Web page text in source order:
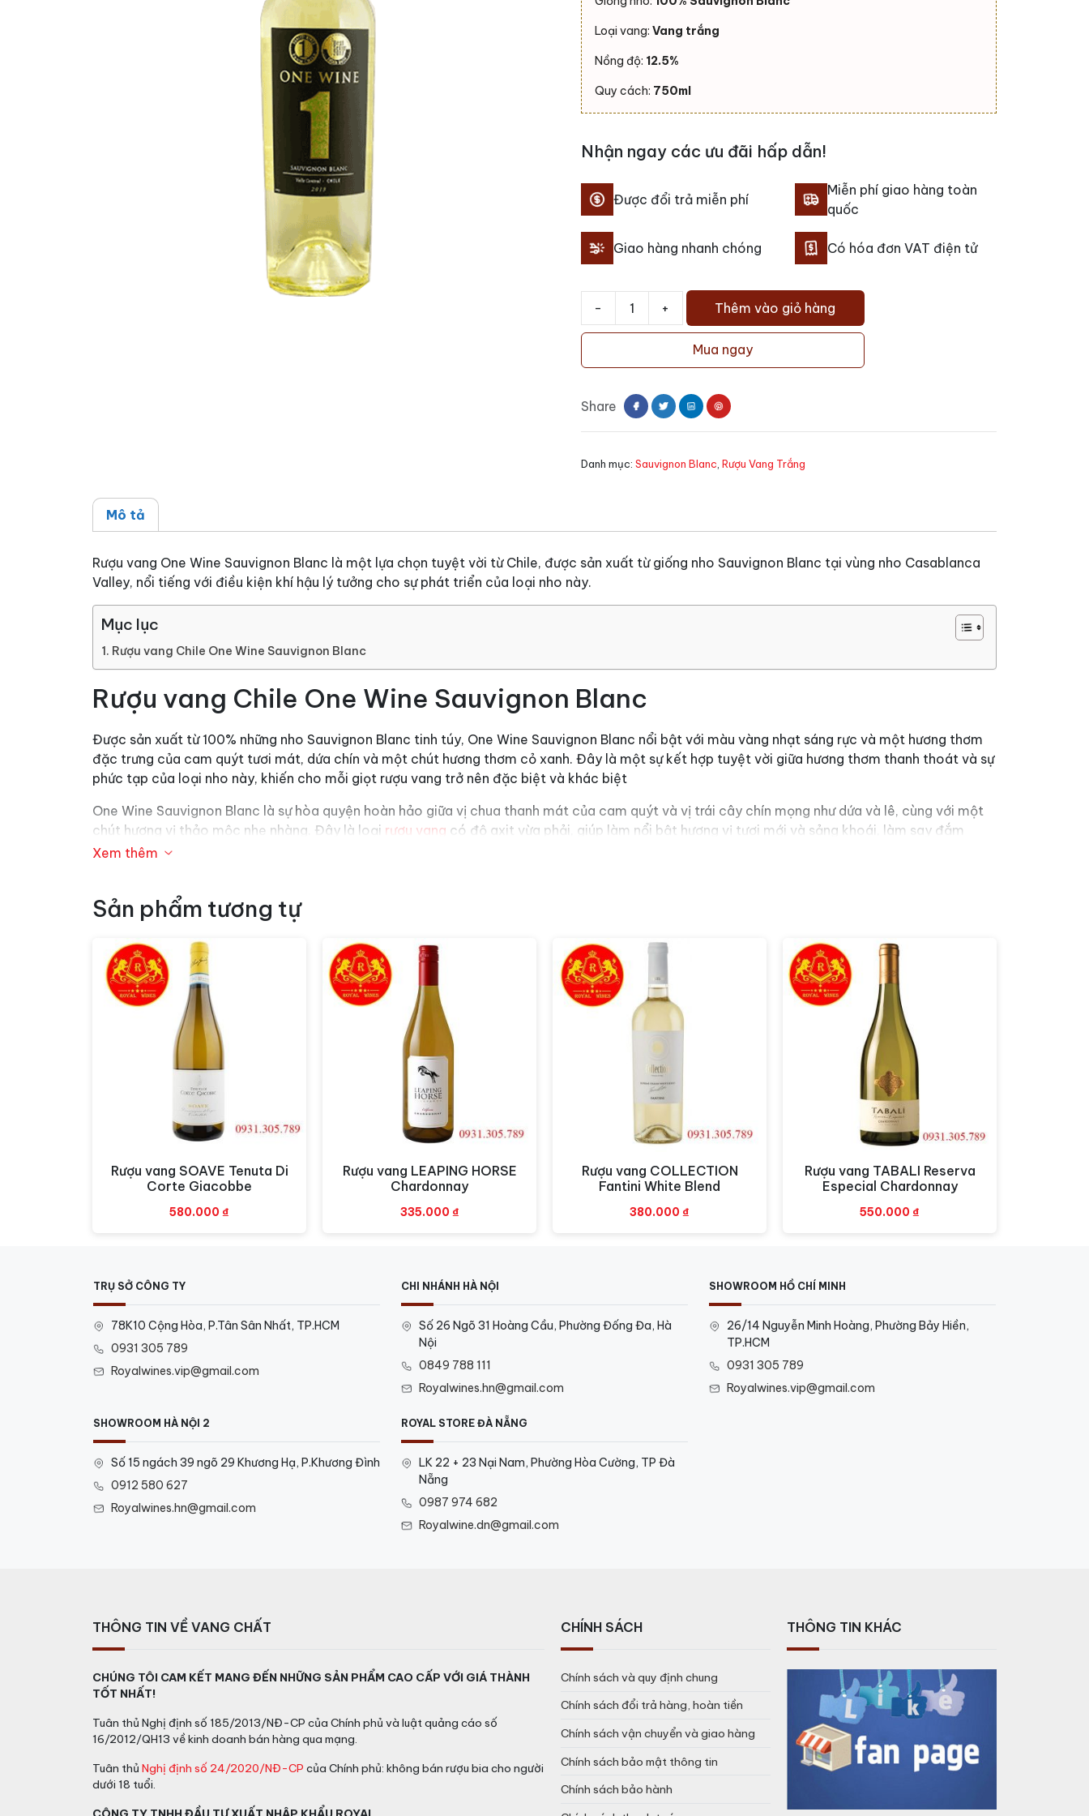
Loại vang: Vang trắng
Nồng độ: 12.5%
Quy cách: 750ml
Nhận ngay các ưu đãi hấp dẫn!
Được đổi trả miễn phí
Miễn phí giao hàng toàn
quốc
Giao hàng nhanh chóng Có hóa đơn VAT điện tử
-
vang
Sauvignon
Blanc
số
+ Thêm vào giỏ hàng
Mua ngay
Share
Danh mục: Sauvignon Blanc Rượu Vang Trắng
Mô tả
Rượu vang One Wine Sauvignon Blanc là một lựa chọn tuyệt vời từ Chile, được sản xuất từ giống nho Sauvignon Blanc tại vùng nho Casablanca
Valley, nổi tiếng với điều kiện khí hậu lý tưởng cho sự phát triển của loại nho này.
Mục lục
Rượu vang Chile One Wine Sauvignon Blanc
Rượu vang Chile One Wine Sauvignon Blanc
Được sản xuất từ 100% những nho Sauvignon Blanc tinh túy, One Wine Sauvignon Blanc nổi bật với màu vàng nhạt sáng rực và một hương thơm
đặc trưng của cam quýt tươi mát, dứa chín và một chút hương thơm cỏ xanh. Đây là một sự kết hợp tuyệt vời giữa hương thơm thanh thoát và sự
phức tạp của loại nho này, khiến cho mỗi giọt rượu vang trở nên đặc biệt và khác biệt
One Wine Sauvignon Blanc là sự hòa quyện hoàn hảo giữa vị chua thanh mát của cam quýt và vị trái cây chín mọng như dứa và lê, cùng với một
chút hương vị thảo mộc nhẹ nhàng. Đây là loại rượu vang có độ axit vừa phải, giúp làm nổi bật hương vị tươi mới và sảng khoái, làm say đắm
những ai thưởng thức
Khuyến khích sử dụng rượu ở nhiệt độ 12-16 độ C.
Xem thêm
Sản phẩm tương tự
Xem nhanh
Rượu vang SOAVE Tenuta Di
Corte Giacobbe
580.000 ₫
Xem nhanh
Rượu vang LEAPING HORSE
Chardonnay
335.000 ₫
Xem nhanh
Rượu vang COLLECTION
Fantini White Blend
380.000 ₫
Xem nhanh
Rượu vang TABALI Reserva
Especial Chardonnay
550.000 ₫
TRỤ SỞ CÔNG TY
78K10 Cộng Hòa, P.Tân Sân Nhất, TP.HCM
0931 305 789
Royalwines.vip@gmail.com
CHI NHÁNH HÀ NỘI
Số 26 Ngõ 31 Hoàng Cầu, Phường Đống Đa, Hà
Nội
0849 788 111
Royalwines.hn@gmail.com
SHOWROOM HỒ CHÍ MINH
26/14 Nguyễn Minh Hoàng, Phường Bảy Hiền,
TP.HCM
0931 305 789
Royalwines.vip@gmail.com
SHOWROOM HÀ NỘI 2
Số 15 ngách 39 ngõ 29 Khương Hạ, P.Khương Đình
0912 580 627
Royalwines.hn@gmail.com
ROYAL STORE ĐÀ NẴNG
LK 22 + 23 Nại Nam, Phường Hòa Cường, TP Đà
Nẵng
0987 974 682
Royalwine.dn@gmail.com
THÔNG TIN VỀ VANG CHẤT
CHÚNG TÔI CAM KẾT MANG ĐẾN NHỮNG SẢN PHẨM CAO CẤP VỚI GIÁ THÀNH
TỐT NHẤT!
Tuân thủ Nghị định số 185/2013/NĐ-CP của Chính phủ và luật quảng cáo số
16/2012/QH13 về kinh doanh bán hàng qua mạng.
Tuân thủ Nghị định số 24/2020/NĐ-CP của Chính phủ: không bán rượu bia cho người
dưới 18 tuổi.
CHÍNH SÁCH
Chính sách và quy định chung
Chính sách đổi trả hàng, hoàn tiền
Chính sách vận chuyển và giao hàng
Chính sách bảo mật thông tin
Chính sách bảo hành
THÔNG TIN KHÁC